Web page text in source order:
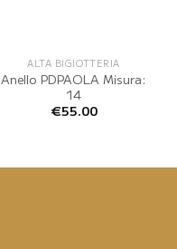
ALTA BIGIOTTERIA
Anello PDPAOLA Misura:
14
€55.00